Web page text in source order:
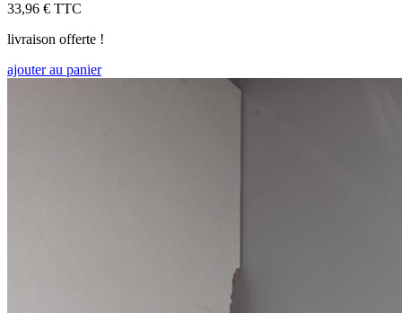
33,96 € TTC
livraison offerte !
ajouter au panier